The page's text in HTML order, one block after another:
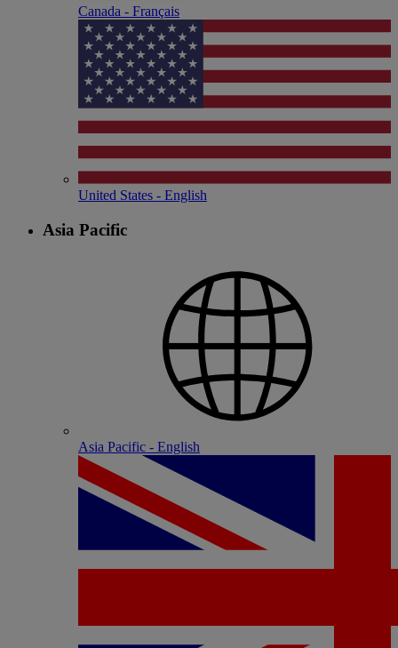
Canada - Français
United States - English
Asia Pacific
Asia Pacific - English